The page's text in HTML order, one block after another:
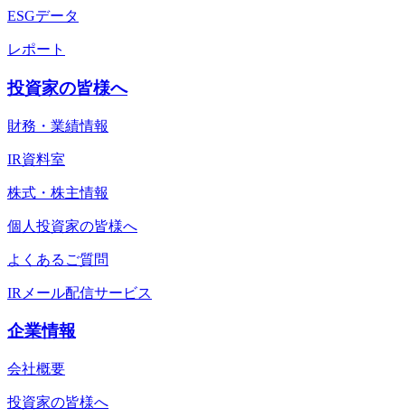
ESGデータ
レポート
投資家の皆様へ
財務・業績情報
IR資料室
株式・株主情報
個人投資家の皆様へ
よくあるご質問
IRメール配信サービス
企業情報
会社概要
投資家の皆様へ